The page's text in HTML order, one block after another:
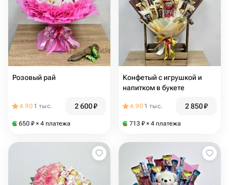
Розовый рай
4.90 1 тыс. 2 600₽
650 ₽ × 4 платежа
Конфетый с игрушкой и
напитком в букете
4.90 1 тыс. 2 850₽
713 ₽ × 4 платежа